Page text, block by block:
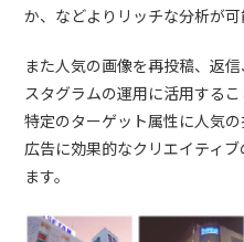
か、などよりリッチな分析が可
また人気の画像を再投稿、返
スタグラムの運用に活用するこ
特定のターゲット属性に人気
広告に効果的なクリエイティ
ます。